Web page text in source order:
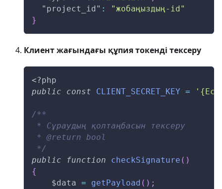
"project_id" :
"жобаңыздың-id"
}
Клиент жағындағы құпия токенді тексеру
<?php
public
const CLIENT_SECRET_KEY =
/**
* Сұраудың қолтаңбасын тексеру
* @return bool
*/
public
function checkSignature ( )
{
$data = getPayload ( ) ;